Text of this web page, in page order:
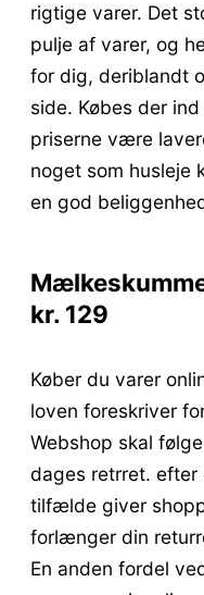
rigtige varer. Det
pulje af varer, og
for dig, deriblandt
side. Købes der
priserne være
noget som husleje
en god
kr. 129
Køber du varer
loven foreskriver
Webshop skal
dages retrret.
tilfælde giver
forlænger din
En anden fordel